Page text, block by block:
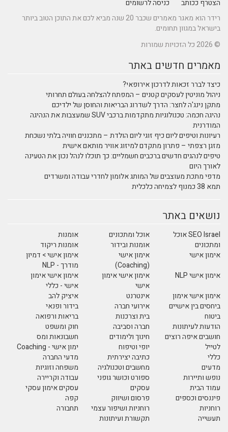
הצטרף ככותב
כניסה לרשומים
רידר הוא מאגר מאמרים שכבר 20 שנה מביא לכם את התוכן הטוב ביותר
בישראל במגוון תחומים.
© 2026 כל הזכויות שמורות
מאמרים חדשים באתר
כיצד לברר זכאות לדרכון אירופאי?
ניהול מוניטין לעסקים קטנים – המפתח להצלחה בעולם תחרותי
מתקן נינג'ה לחצר: הדרך לשדרוג הבריאות והחוסן של ילדיכם
נהיגה חכמה: טכנולוגיות מתקדמות ברכבי SUV שמעצבות את הנהיגה
המודרנית
רעיונות וטיפים ליום כיף זוגי ליום הולדת – מתכננים חוויה בלתי נשכחת
מזגן רצפתי – פתרון מתקדם למיזוג אוויר מותאם אישית
טיפים לנהגים חדשים ברכבים חשמליים: כך תוכלו לנהל נכון את הטעינה
לאורך היום
מדפי מתכת מעוצבים של המותג אלומון לחדרי עבודה ומשרדים
תמא 38 כמנוף לצמיחה כלכלית
נושאים באתר
SEO Israel אוכל
ומתכונים
אוכל ומתכונים
אומנות
אומנות ובידור
אומנות ריקוד
אימון אישי
אימון אישי
(Coaching)
אימון אישי > דמיון
מודרך - NLP
אימון אישי NLP
אימון אישי אימון
אישי
אימון אישי אימון
אישי - כללי
אימון אישי אימון
ביחסים בין אישיים
אינטרנט
איציק להב
אירועי חברה
בידור ופנאי
ביטוח
בית וצרכנות
בריאות ורפואה
הודעות לעיתונות
חברה וסביבה
חוק ומשפט
חושבים איפה רוצים
לטייל
חינוך ולימודים
חשבונאות ומס
יופי וטיפוח
ימון אישי - Coaching
כללי
כתיבה יצירתית
מדעי החברה
מדעים
מחשבים וטכנולגיה
משפחה וזוגיות
נופש ותיירות
ספורט וכושר גופני
עבודה וקריירה
עמוד הבית
עסקים
עסקים אימון עסקי
פיננסים וכספים
פרסום ושיווק
קפה
רוחניות
רוחניות ושיפור עצמי
תחבורה
תעשייה
תקשורת ועיתונות